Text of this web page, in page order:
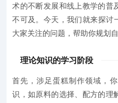
术的不断发展和线上教学的普
不可及。今天，我们就来探讨
大家关注的问题，帮助你规划
理论知识的学习阶段
首先，涉足蛋糕制作领域，
识，如原料的选择、配方的理